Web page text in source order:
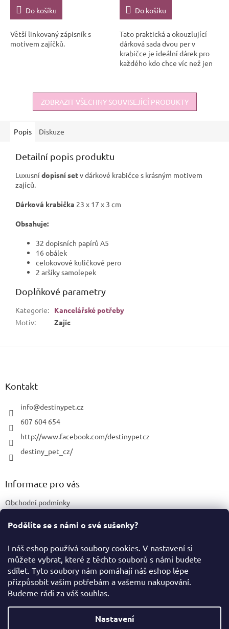
Podělíte se s námi o své sušenky?
I náš eshop používá soubory cookies. V nastavení si
můžete vybrat, které z těchto souborů s námi budete
sdílet. Tyto soubory nám pomáhají náš eshop lépe
přizpůsobit vašim potřebám a vašemu nakupování.
Budeme rádi za váš souhlas.
Nastavení
Do košíku
Větší linkovaný zápisník s
motivem zajíčků.
Do košíku
Tato praktická a okouzlující
dárková sada dvou per v
krabičce je ideální dárek pro
každého kdo chce víc než jen
ZOBRAZIT VŠECHNY SOUVISEJÍCÍ PRODUKTY
Popis Diskuze
Detailní popis produktu
Luxusní dopisní setv dárkové krabičce s krásným motivem
zajíců.
Dárková krabička 23 x 17 x 3 cm
Obsahuje:
32 dopisních papírů A5
16 obálek
celokovové kuličkové pero
2 aršíky samolepek
Doplňkové parametry
Kategorie:
Kancelářské potřeby
Motiv: Zajíc
Z
Kontakt
info@destinypet.cz
607 604 654
http://www.facebook.com/destinypetcz
destiny_pet_cz/
Informace pro vás
Obchodní podmínky
Certifikace a označení produktů
Facebook